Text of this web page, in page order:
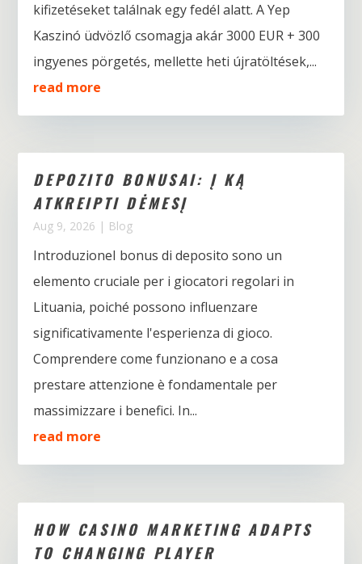
kifizetéseket találnak egy fedél alatt. A Yep
Kaszinó üdvözlő csomagja akár 3000 EUR + 300
ingyenes pörgetés, mellette heti újratöltések,...
read more
DEPOZITO BONUSAI: Į KĄ
ATKREIPTI DĖMESĮ
Aug 9, 2026 | Blog
IntroduzioneI bonus di deposito sono un
elemento cruciale per i giocatori regolari in
Lituania, poiché possono influenzare
significativamente l'esperienza di gioco.
Comprendere come funzionano e a cosa
prestare attenzione è fondamentale per
massimizzare i benefici. In...
read more
HOW CASINO MARKETING ADAPTS
TO CHANGING PLAYER